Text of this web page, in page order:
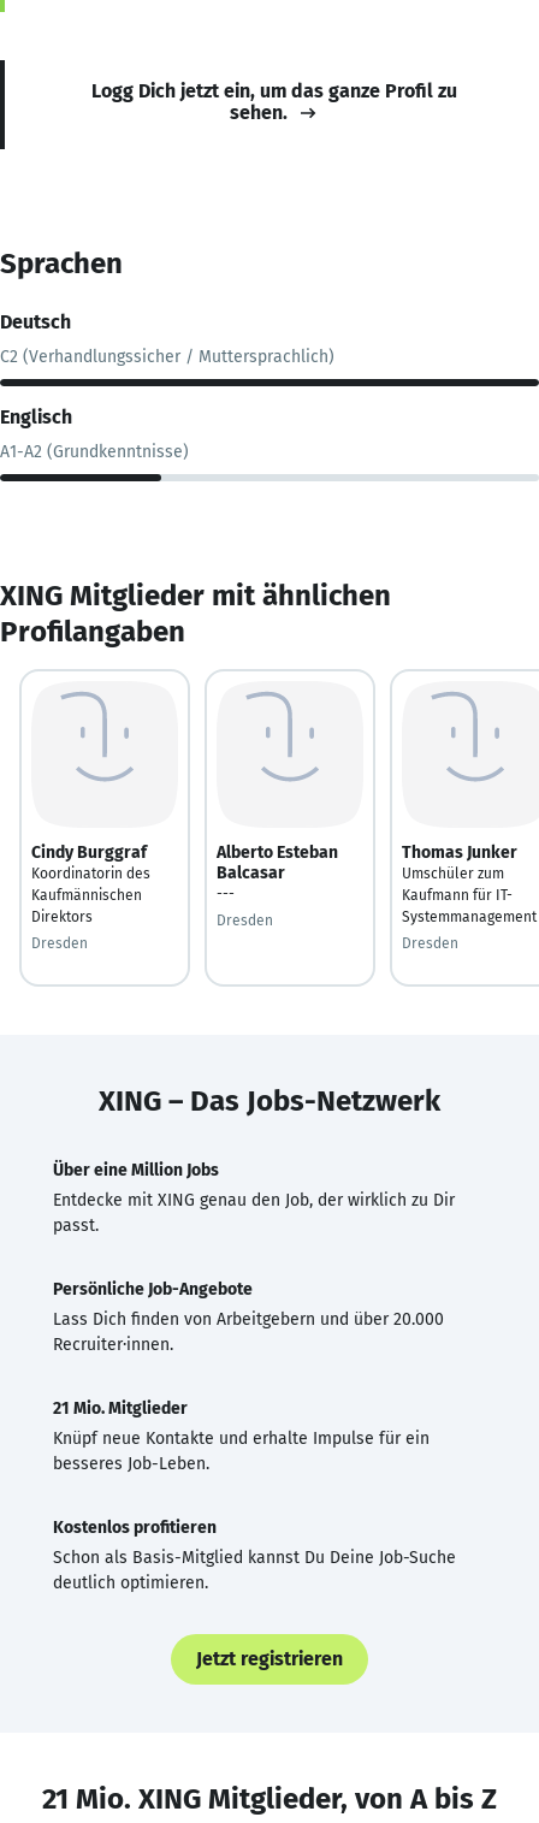
Logg Dich jetzt ein, um das ganze Profil zu
sehen.
Sprachen
Deutsch
C2 (Verhandlungssicher / Muttersprachlich)
Englisch
A1-A2 (Grundkenntnisse)
XING Mitglieder mit ähnlichen
Profilangaben
Cindy Burggraf
Koordinatorin des
Kaufmännischen
Direktors
Dresden
Alberto Esteban
Balcasar
---
Dresden
Thomas Junker
Umschüler zum
Kaufmann für IT-
Systemmanagement
Dresden
XING – Das Jobs-Netzwerk
Über eine Million Jobs
Entdecke mit XING genau den Job, der wirklich zu Dir
passt.
Persönliche Job-Angebote
Lass Dich finden von Arbeitgebern und über 20.000
Recruiter·innen.
21 Mio. Mitglieder
Knüpf neue Kontakte und erhalte Impulse für ein
besseres Job-Leben.
Kostenlos profitieren
Schon als Basis-Mitglied kannst Du Deine Job-Suche
deutlich optimieren.
Jetzt registrieren
21 Mio. XING Mitglieder, von A bis Z